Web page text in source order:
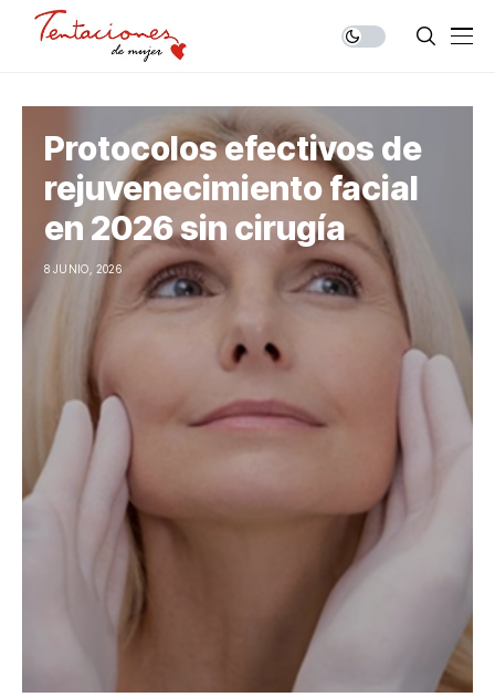
Protocolos efectivos de
rejuvenecimiento facial
en 2026 sin cirugía
8 JUNIO, 2026